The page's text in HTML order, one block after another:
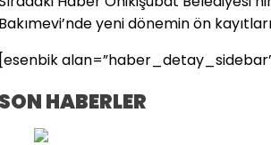
yeni dönemin ön
HABERLER